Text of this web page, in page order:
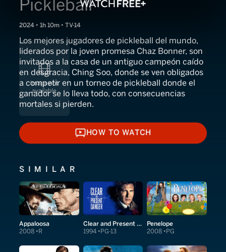
Pickleball
2024 • 1h 10m • TV-14
Los mejores jugadores de pickleball del mundo,
liderados por la joven promesa Chaz Bonner, son
invitados a la casa de un antiguo campeón caído
en desgracia, Ching Soo, donde se ven obligados
a competir en un torneo de pickleball donde el
ganador se lo lleva todo, con consecuencias
mortales si pierden.
HOW TO WATCH
HOW TO WATCH
SIMILAR
Appaloosa
2008 R
Clear and Present Danger
1994 PG-13
Penelope
2008 PG